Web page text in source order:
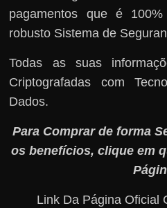
pagamentos que é
robusto Sistema de
Todas as suas
Criptografadas com
Dados.
Para Comprar de forma
os benefícios, clique em
Link Da Página Oficial